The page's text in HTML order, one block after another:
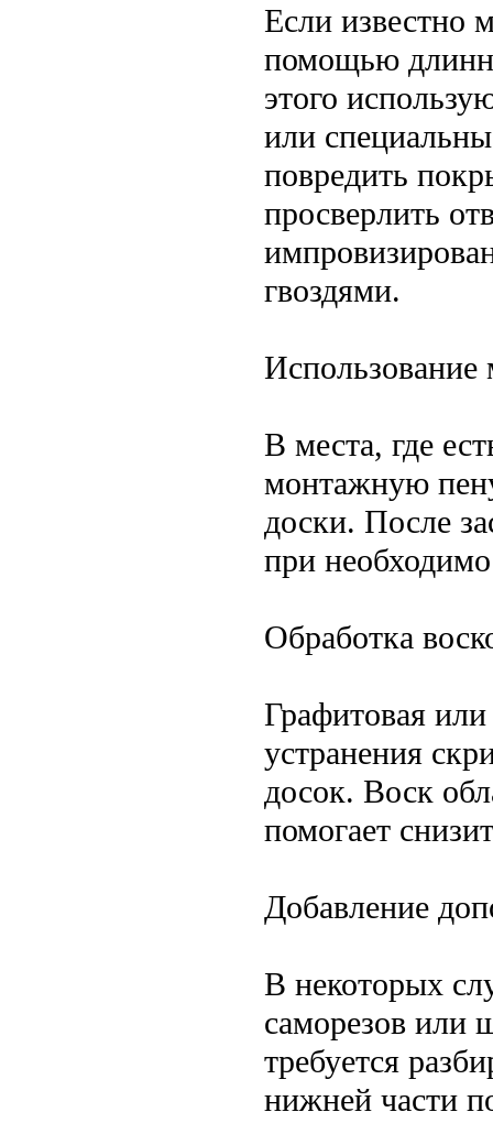
Если известно
помощью
этого
или
повредить
просверлить
гвоздями.
В места, где
монтажную
доски. После
при
Обработка
Графитовая
устранения
досок. Воск
помогает
Добавление
В некоторых
саморезов или
требуется
нижней части